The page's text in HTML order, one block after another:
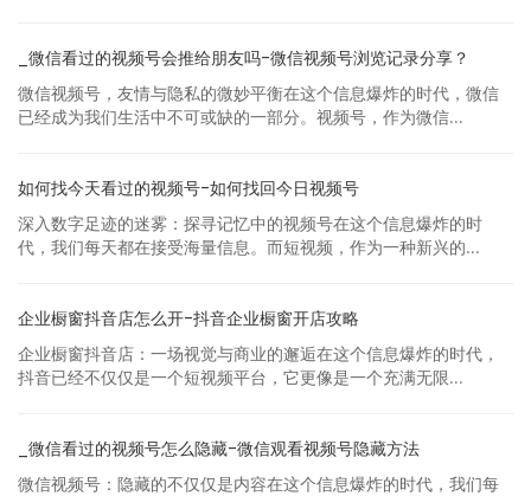
_微信看过的视频号会推给朋友吗-微信视频号浏览记录分享？
微信视频号，友情与隐私的微妙平衡在这个信息爆炸的时代，微信
已经成为我们生活中不可或缺的一部分。视频号，作为微信...
如何找今天看过的视频号-如何找回今日视频号
深入数字足迹的迷雾：探寻记忆中的视频号在这个信息爆炸的时
代，我们每天都在接受海量信息。而短视频，作为一种新兴的...
企业橱窗抖音店怎么开-抖音企业橱窗开店攻略
企业橱窗抖音店：一场视觉与商业的邂逅在这个信息爆炸的时代，
抖音已经不仅仅是一个短视频平台，它更像是一个充满无限...
_微信看过的视频号怎么隐藏-微信观看视频号隐藏方法
微信视频号：隐藏的不仅仅是内容在这个信息爆炸的时代，我们每